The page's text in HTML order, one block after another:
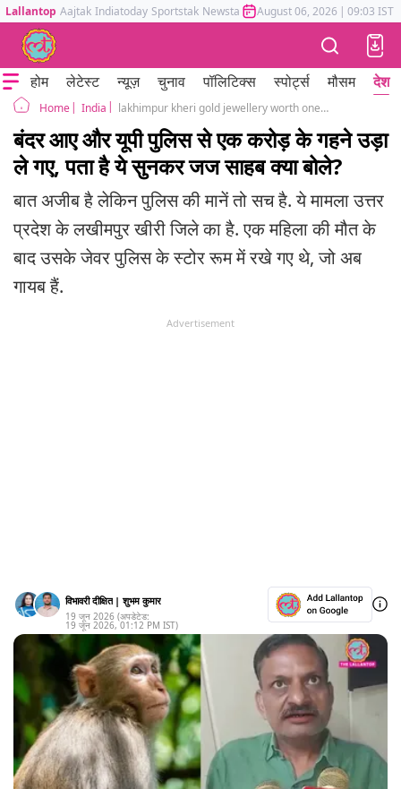
Lallantop Aajtak Indiatoday Sportstak Newstak Mumbai Tak Astrotak
August 06, 2026 | 09:03 IST
होम लेटेस्ट न्यूज़ चुनाव पॉलिटिक्स स्पोर्ट्स मौसम देश
Home India lakhimpur kheri gold jewellery worth one crore stolen by monkey police statement court orders compensation
बंदर आए और यूपी पुलिस से एक करोड़ के गहने उड़ा
ले गए, पता है ये सुनकर जज साहब क्या बोले?
बात अजीब है लेकिन पुलिस की मानें तो सच है. ये मामला उत्तर
प्रदेश के लखीमपुर खीरी जिले का है. एक महिला की मौत के
बाद उसके जेवर पुलिस के स्टोर रूम में रखे गए थे, जो अब
गायब हैं.
Advertisement
विभावरी दीक्षित | शुभम कुमार
19 जून 2026 (अपडेटेड:
19 जून 2026, 01:12 PM IST)